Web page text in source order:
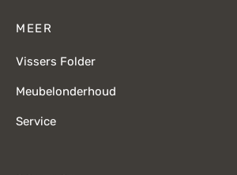
MEER
Vissers Folder
Meubelonderhoud
Service